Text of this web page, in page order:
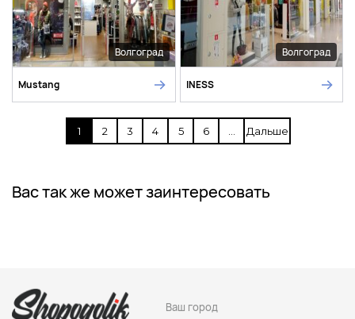
Волгоград
Mustang
Волгоград
INESS
1 2 3 4 5 6 Дальше
Вас так же может заинтересовать
Ваш город